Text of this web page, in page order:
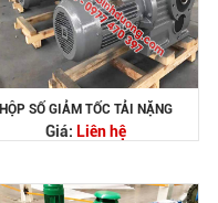
HỘP SỐ GIẢM TỐC TẢI NẶNG
Giá: Liên hệ